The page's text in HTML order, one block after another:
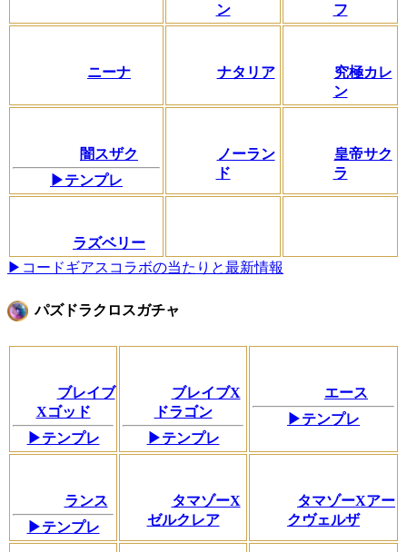
ン
フ
ニーナ ナタリア
究極カレ
ン
闇スザク
▶テンプレ
ノーラン
ド
皇帝サク
ラ
ラズベリー
▶コードギアスコラボの当たりと最新情報
パズドラクロスガチャ
ブレイブ
Xゴッド
▶テンプレ
ブレイブX
ドラゴン
▶テンプレ
エース
▶テンプレ
ランス
▶テンプレ
タマゾーX
ゼルクレア
タマゾーXアー
クヴェルザ